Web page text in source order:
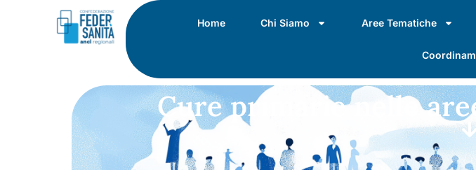
Home Chi Siamo Aree Tematiche
Cure primarie nelle